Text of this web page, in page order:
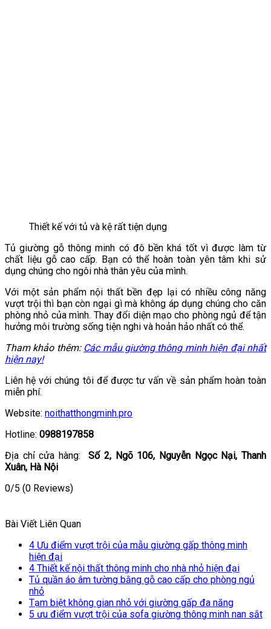
Thiết kế với tủ và kệ rất tiện dụng
Tủ giường gỗ thông minh có đô bền khá tốt vì được làm từ
chất liệu gỗ cao cấp. Bạn có thể hoàn toàn yên tâm khi sử
dụng chúng cho ngôi nhà thân yêu của mình.
Với một sản phẩm nội thất bền đẹp lại có nhiều công năng
vượt trội thì bạn còn ngại gì mà không áp dụng chúng cho căn
phòng nhỏ của mình. Thay đổi diện mạo cho phòng ngủ để tận
hưởng môi trường sống tiện nghi và hoản hảo nhất có thể.
Tham khảo thêm: Các mẫu giường thông minh hiện đại nhất
hiện nay!
Liên hệ với chúng tôi để được tư vấn về sản phẩm hoàn toàn
miễn phí.
Website: noithatthongminh.pro
Hotline: 0988197858
Địa chỉ cửa hàng:Số 2, Ngõ 106, Nguyễn Ngọc Nại, Thanh
Xuân, Hà Nội
0/5 (0 Reviews)
Bài Viết Liên Quan
4 Ưu điểm vượt trội của mẫu giường gấp thông minh
hiện đại
4 Thiết kế nội thất thông minh cho nhà nhỏ hiện đại
Tủ quần áo âm tường bằng gỗ cao cấp cho phòng ngủ
nhỏ
Tạm biệt không gian nhỏ với giường gấp đa năng
5 ưu điểm vượt trội của sofa giường thông minh nan sắt